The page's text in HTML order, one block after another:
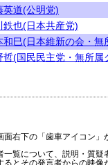
英道(公明党)
鉄也(日本共産党)
和巳(日本維新の会・無
哲(国民民主党・無所属
面右下の「歯車アイコン
一覧について、説明・質
るとその発言者からの映像